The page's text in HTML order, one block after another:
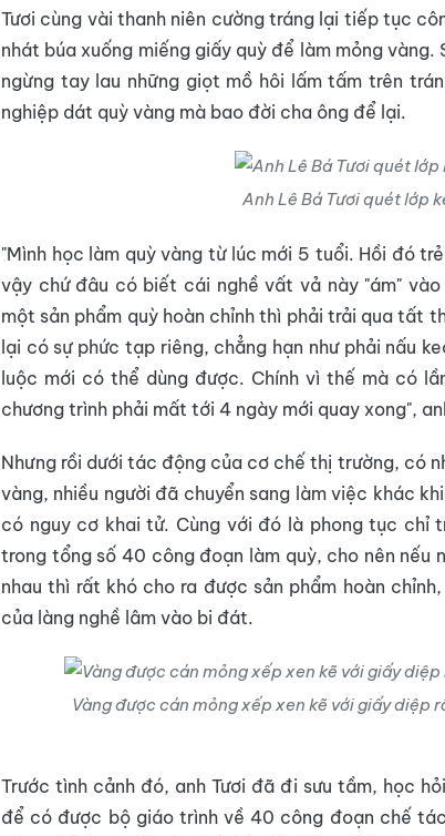
Tươi cùng vài thanh niên cường tráng lại tiếp tục
nhát búa xuống miếng giấy quỳ để làm mỏng vàng.
ngừng tay lau những giọt mồ hôi lấm tấm trên
nghiệp dát quỳ vàng mà bao đời cha ông để lại.
Anh Lê Bá Tươi quét lớp
"Mình học làm quỳ vàng từ lúc mới 5 tuổi. Hồi đó
vậy chứ đâu có biết cái nghề vất vả này "ám"
một sản phẩm quỳ hoàn chỉnh thì phải trải qua tất
lại có sự phức tạp riêng, chẳng hạn như phải nấu
luộc mới có thể dùng được. Chính vì thế mà có
chương trình phải mất tới 4 ngày mới quay xong",
Nhưng rồi dưới tác động của cơ chế thị trường, có
vàng, nhiều người đã chuyển sang làm việc khác
có nguy cơ khai tử. Cùng với đó là phong tục chỉ
trong tổng số 40 công đoạn làm quỳ, cho nên nếu
nhau thì rất khó cho ra được sản phẩm hoàn
của làng nghề lâm vào bi đát.
Vàng được cán mỏng xếp xen kẽ với giấy diệp
Trước tình cảnh đó, anh Tươi đã đi sưu tầm, học
để có được bộ giáo trình về 40 công đoạn chế